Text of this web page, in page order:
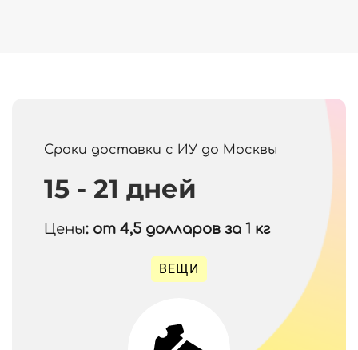
Сроки доставки с ИУ до Москвы
15 - 21 дней
Цены: от 4,5 долларов за 1 кг
ВЕЩИ